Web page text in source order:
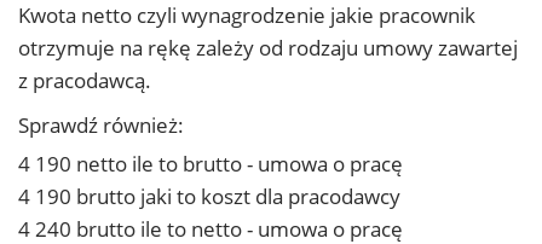
Kwota netto czyli wynagrodzenie jakie pracownik
otrzymuje na rękę zależy od rodzaju umowy zawartej
z pracodawcą.
Sprawdź również:
4 190 netto ile to brutto - umowa o pracę
4 190 brutto jaki to koszt dla pracodawcy
4 240 brutto ile to netto - umowa o pracę